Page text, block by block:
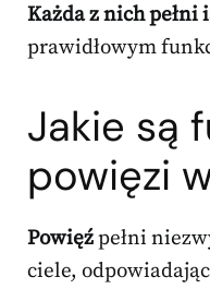
Każda z nich pełni
prawidłowym
Jakie są
powięzi
Powięźpełni
ciele,